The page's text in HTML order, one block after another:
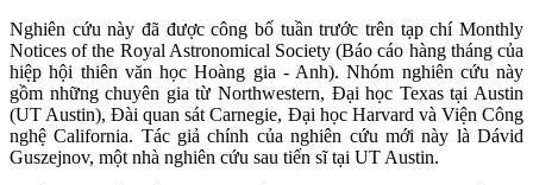
Nghiên cứu này đã được công bố tuần trước trên tạp chí Monthly
Notices of the Royal Astronomical Society (Báo cáo hàng tháng của
hiệp hội thiên văn học Hoàng gia - Anh). Nhóm nghiên cứu này
gồm những chuyên gia từ Northwestern, Đại học Texas tại Austin
(UT Austin), Đài quan sát Carnegie, Đại học Harvard và Viện Công
nghệ California. Tác giả chính của nghiên cứu mới này là Dávid
Guszejnov, một nhà nghiên cứu sau tiến sĩ tại UT Austin.